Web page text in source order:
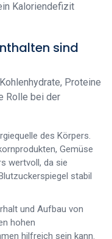
Kaloriendefizit
sind
Proteine
Rolle bei der
des Körpers.
Gemüse
wertvoll, da sie
stabil
und Aufbau von
hohen
hilfreich sein kann.